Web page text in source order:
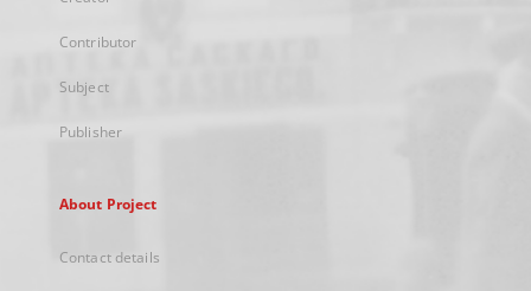
Contributor
Subject
Publisher
About Project
Contact details